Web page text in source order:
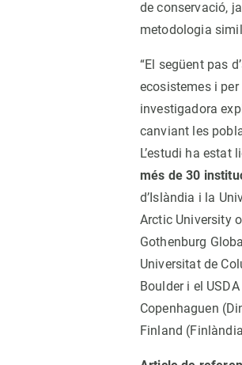
de conservació,
metodologia
“El següent pas
ecosistemes i per
investigadora
canviant les
L’estudi ha estat
més de 30
d’Islàndia i la
Arctic University
Gothenburg
Universitat de
Boulder i el
Copenhaguen
Finland